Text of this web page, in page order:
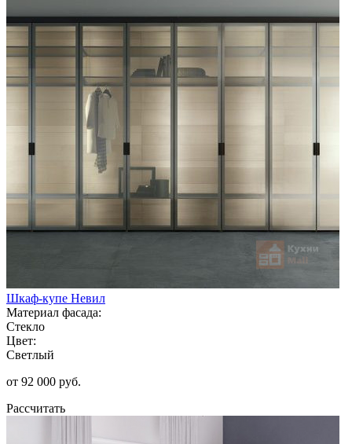
Шкаф-купе Невил
Материал фасада:
Стекло
Цвет:
Светлый
от 92 000 руб.
Рассчитать